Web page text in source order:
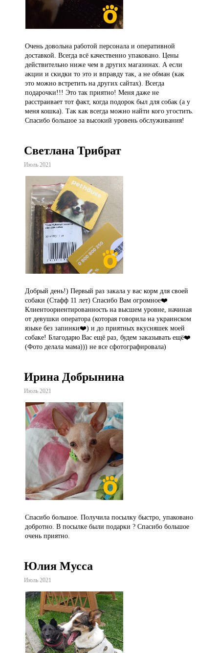
Очень довольна работой персонала и оперативной
доставкой. Всегда всё качественно упаковано. Цены
действительно ниже чем в других магазинах. А если
акции и скидки то это и вправду так, а не обман (как
это можно встретить на других сайтах). Всегда
подарочки!!! Это так приятно! Меня даже не
расстраивает тот факт, когда подорок был для собак (а у
меня кошка). Так как всегда можно найти кого угостить.
Спасибо большое за высокий уровень обслуживания!
Светлана Трибрат
Июль 2021
Добрый день!) Первый раз закала у вас корм для своей
собаки (Стафф 11 лет) Спасибо Вам огромное❤️
Клиентоориентированность на высшем уровне, начиная
от девушки оператора (которая говорила на украинском
языке без запинки❤️) и до приятных вкусняшек моей
собаке! Благодарю Вас ещё раз, будем заказывать ещё❤️
(Фото делала мама))) не все сфотографировала)
Ирина Добрынина
Июль 2021
Спасибо большое. Получила посылку быстро, упаковано
добротно. В посылке были подарки ? Спасибо большое
очень приятно.
Юлия Мусса
Июль 2021